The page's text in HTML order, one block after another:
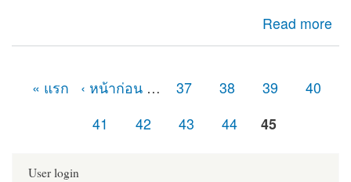
Read more
about ยินดีต้อนรับสู่ดรูปัลไทย (Drupal Thailand)
« แรก ‹ หน้าก่อน … 37 38 39
40
41
42 43 44 45
User login